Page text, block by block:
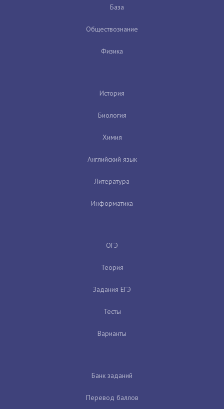
База
Обществознание
Физика
История
Биология
Химия
Английский язык
Литература
Информатика
ОГЭ
Теория
Задания ЕГЭ
Тесты
Варианты
Банк заданий
Перевод баллов